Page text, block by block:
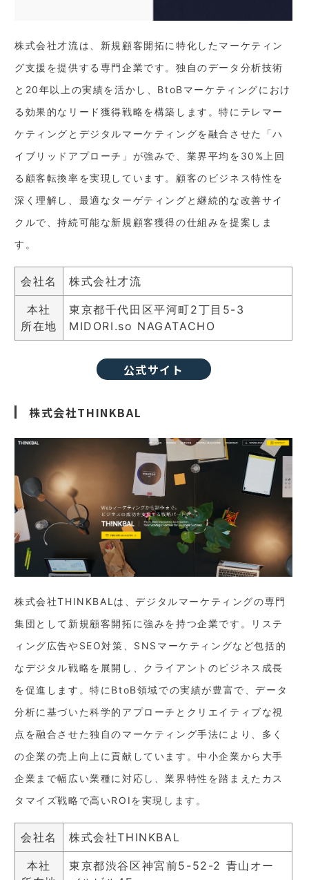
株式会社才流は、新規顧客開拓に特化したマーケティン
グ支援を提供する専門企業です。独自のデータ分析技術
と20年以上の実績を活かし、BtoBマーケティングにおけ
る効果的なリード獲得戦略を構築します。特にテレマー
ケティングとデジタルマーケティングを融合させた「ハ
イブリッドアプローチ」が強みで、業界平均を30%上回
る顧客転換率を実現しています。顧客のビジネス特性を
深く理解し、最適なターゲティングと継続的な改善サイ
クルで、持続可能な新規顧客獲得の仕組みを提案しま
す。
会社名 株式会社才流
本社
所在地
東京都千代田区平河町2丁目5-3
MIDORI.so NAGATACHO
公式サイト
株式会社THINKBAL
株式会社THINKBALは、デジタルマーケティングの専門
集団として新規顧客開拓に強みを持つ企業です。リステ
ィング広告やSEO対策、SNSマーケティングなど包括的
なデジタル戦略を展開し、クライアントのビジネス成長
を促進します。特にBtoB領域での実績が豊富で、データ
分析に基づいた科学的アプローチとクリエイティブな視
点を融合させた独自のマーケティング手法により、多く
の企業の売上向上に貢献しています。中小企業から大手
企業まで幅広い業種に対応し、業界特性を踏まえたカス
タマイズ戦略で高いROIを実現します。
会社名 株式会社THINKBAL
本社
東京都渋谷区神宮前5-52-2 青山オー